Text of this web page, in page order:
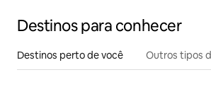
Destinos para conhecer
Destinos perto de você Outros tipos